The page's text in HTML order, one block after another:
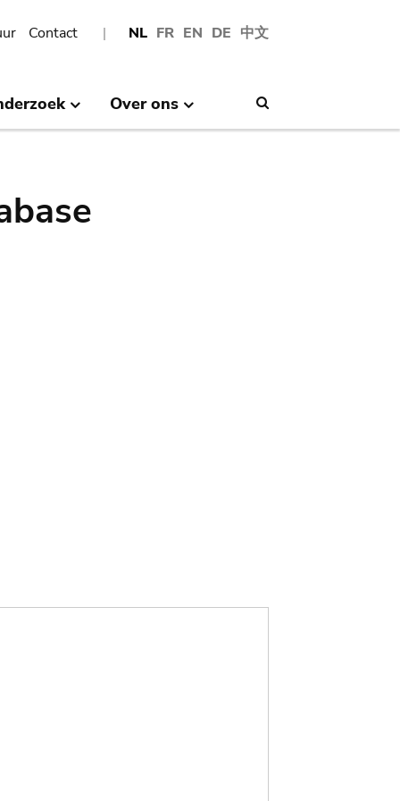
NL FR EN DE 中文
Contact
Over ons